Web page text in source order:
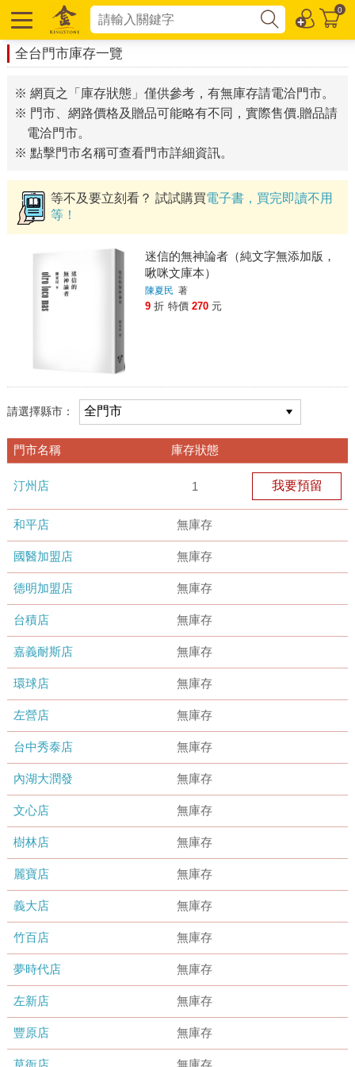
0
全台門市庫存一覽
※ 網頁之「庫存狀態」僅供參考，有無庫存請電洽門市。
※ 門市、網路價格及贈品可能略有不同，實際售價.贈品請
電洽門市。
※ 點擊門市名稱可查看門市詳細資訊。
等不及要立刻看？ 試試購買電子書，買完即讀不用
等！
迷信的無神論者（純文字無添加版，
啾咪文庫本）
陳夏民 著
9 折 特價 270 元
請選擇縣市：
門市名稱 庫存狀態
汀州店 1 我要預留
和平店 無庫存
國醫加盟店 無庫存
德明加盟店 無庫存
台積店 無庫存
嘉義耐斯店 無庫存
環球店 無庫存
左營店 無庫存
台中秀泰店 無庫存
內湖大潤發 無庫存
文心店 無庫存
樹林店 無庫存
麗寶店 無庫存
義大店 無庫存
竹百店 無庫存
夢時代店 無庫存
左新店 無庫存
豐原店 無庫存